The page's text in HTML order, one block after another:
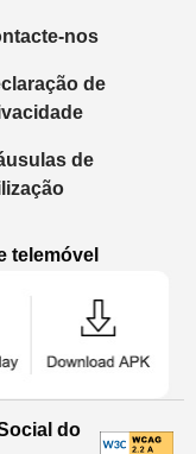
nos
de
de
telemóvel
do